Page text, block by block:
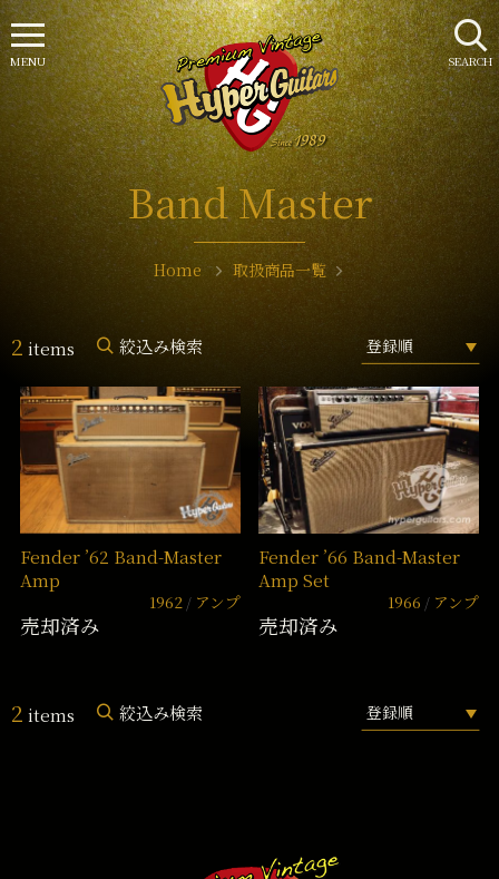
Band Master
Home 取扱商品一覧
2 items 絞込み検索
Fender ’62 Band-Master
Amp
1962 アンプ
売却済み
Fender ’66 Band-Master
Amp Set
1966 アンプ
売却済み
2 items 絞込み検索
SEARCH
MENU